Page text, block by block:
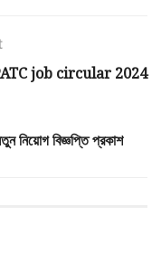
BPATC job circular 2024
নিয়োগ বিজ্ঞপ্তি প্রকাশ